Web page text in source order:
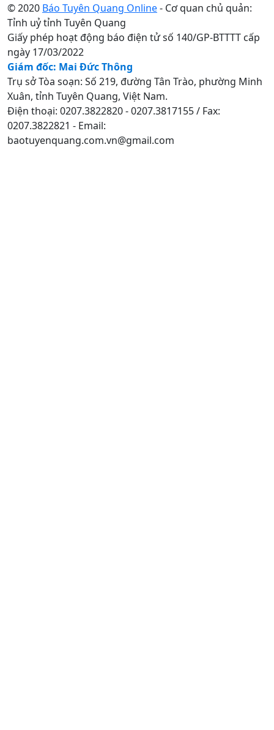
© 2020 Báo Tuyên Quang Online- Cơ quan chủ quản:
Tỉnh uỷ tỉnh Tuyên Quang
Giấy phép hoạt động báo điện tử số 140/GP-BTTTT cấp
ngày 17/03/2022
Giám đốc: Mai Đức Thông
Trụ sở Tòa soạn: Số 219, đường Tân Trào, phường Minh
Xuân, tỉnh Tuyên Quang, Việt Nam.
Điện thoại: 0207.3822820 - 0207.3817155 / Fax:
0207.3822821 - Email:
baotuyenquang.com.vn@gmail.com